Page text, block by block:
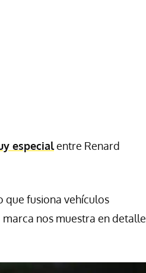
especialentre Renard
que fusiona vehículos
nos muestra en detalle